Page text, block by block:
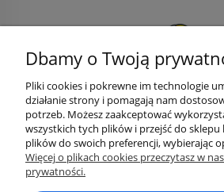
email:
Dbamy o Twoją
Pliki cookies i pokrewne im technologie
działanie strony i pomagają nam
potrzeb. Możesz zaakceptować
wszystkich tych plików i przejść do
plików do swoich preferencji, wybierając
Więcej o plikach cookies przeczytasz w
prywatności.